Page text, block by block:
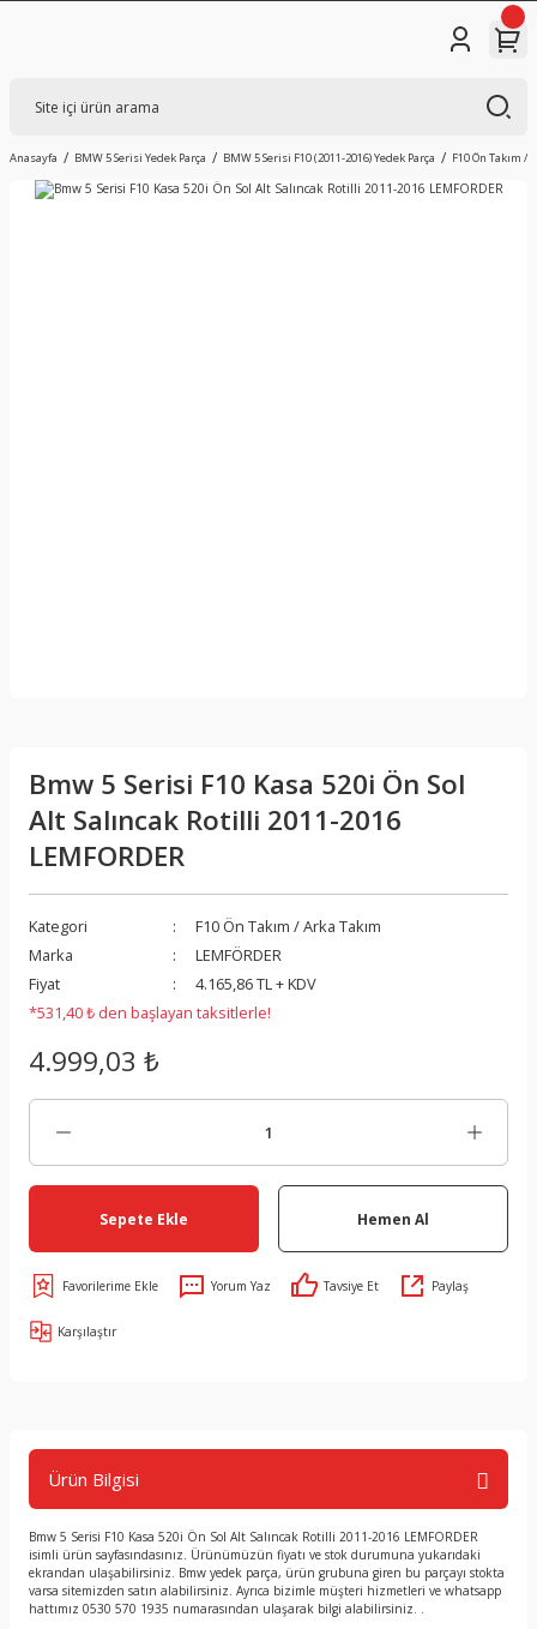
Anasayfa BMW 5 Serisi Yedek Parça BMW 5 Serisi F10 (2011-2016) Yedek Parça F10 Ön Takım /
Bmw 5 Serisi F10 Kasa 520i Ön Sol
Alt Salıncak Rotilli 2011-2016
LEMFORDER
Kategori
F10 Ön Takım / Arka Takım
Marka
LEMFÖRDER
Fiyat
4.165,86 TL + KDV
*531,40 ₺ den başlayan taksitlerle!
4.999,03 ₺
Sepete Ekle Hemen Al
Yorum Yaz Tavsiye Et Paylaş
Karşılaştır
Ürün Bilgisi
Bmw 5 Serisi F10 Kasa 520i Ön Sol Alt Salıncak Rotilli 2011-2016 LEMFORDER
isimli ürün sayfasındasınız. Ürünümüzün fiyatı ve stok durumuna yukarıdaki
ekrandan ulaşabilirsiniz. Bmw yedek parça, ürün grubuna giren bu parçayı stokta
varsa sitemizden satın alabilirsiniz. Ayrıca bizimle müşteri hizmetleri ve whatsapp
hattımız 0530 570 1935 numarasından ulaşarak bilgi alabilirsiniz. .